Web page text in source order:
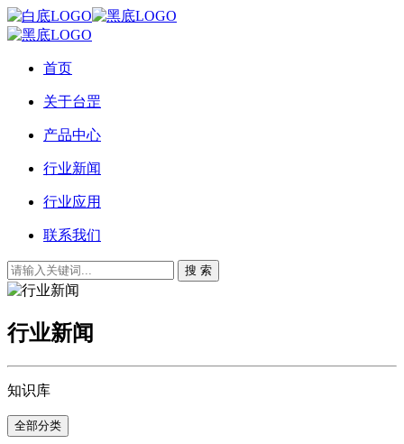
首页
关于台罡
产品中心
行业新闻
行业应用
联系我们
搜 索
行业新闻
知识库
全部分类